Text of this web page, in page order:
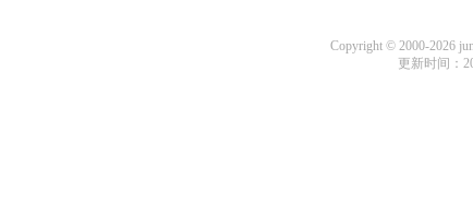
Copyright © 2000-2026
更新时间：